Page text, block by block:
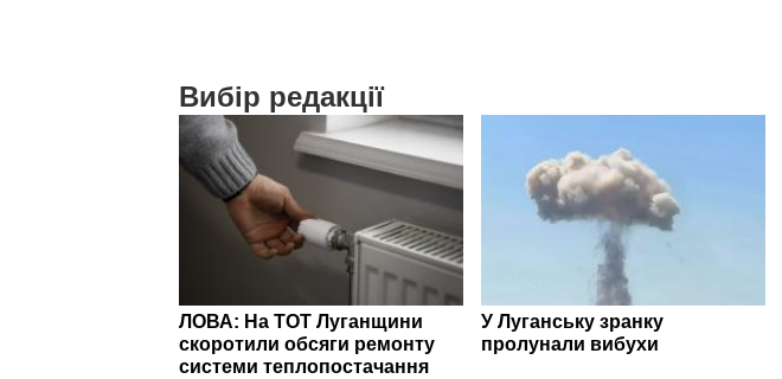
Вибір редакції
ЛОВА: На ТОТ Луганщини
скоротили обсяги ремонту
системи теплопостачання
У Луганську зранку
пролунали вибухи